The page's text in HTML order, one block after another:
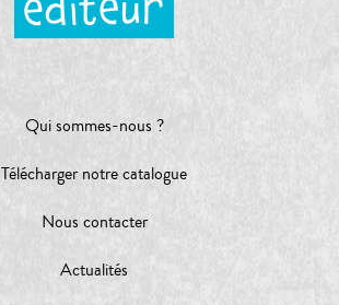
Qui sommes-nous ?
Télécharger notre catalogue
Nous contacter
Actualités